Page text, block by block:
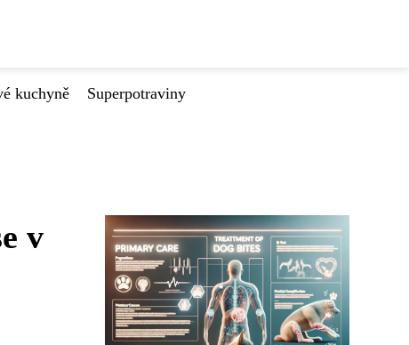
kuchyně
Superpotraviny
v